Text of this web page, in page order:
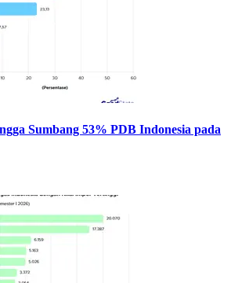
Sumbang 53% PDB Indonesia pada